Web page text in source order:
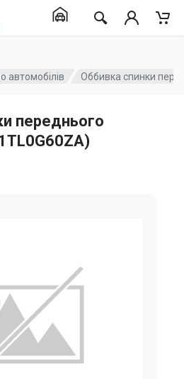
автомобілів Оббивка спинки
переднього